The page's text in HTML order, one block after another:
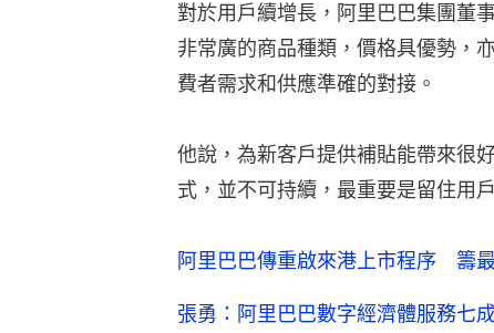
對於用戶續增長，阿里巴巴集團董
非常廣的商品種類，價格具優勢，
費者需求和供應準確的對接。
他說，為新客戶提供補貼能帶來很
式，並不可持續，最重要是留住用
阿里巴巴傳重啟來港上市程序 籌
張勇：阿里巴巴數字經濟體服務七